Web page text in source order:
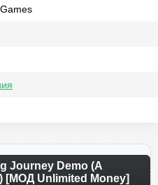
Journey Demo (А
[МОД Unlimited Money]